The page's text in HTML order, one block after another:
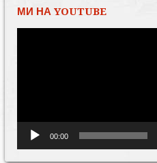
МИ НА YOUTUBE
00:00